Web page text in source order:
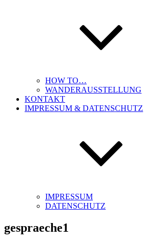
HOW TO…
WANDERAUSSTELLUNG
KONTAKT
IMPRESSUM & DATENSCHUTZ
IMPRESSUM
DATENSCHUTZ
gespraeche1